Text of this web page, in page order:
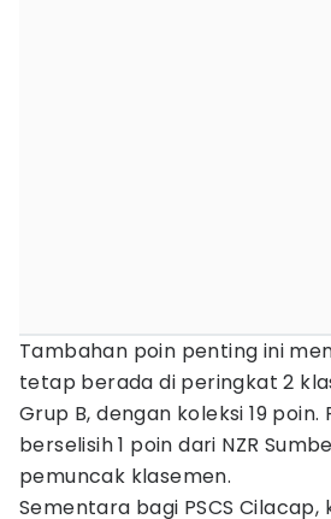
Tambahan poin penting ini
tetap berada di peringkat 2
Grup B, dengan koleksi 19
berselisih 1 poin dari NZR
pemuncak klasemen.
Sementara bagi PSCS